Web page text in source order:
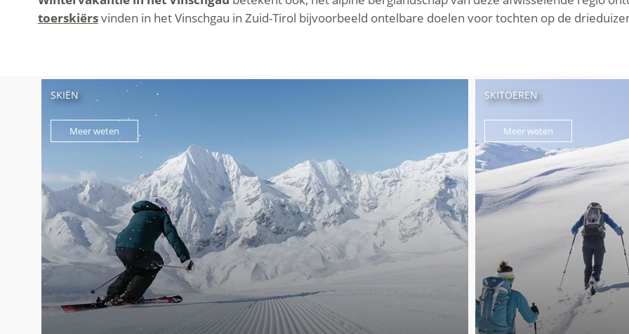
toerskiërsvinden in het Vinschgau in Zuid-Tirol bijvoorbeeld ontelbare doelen voor tochten op de
SKIËN
Meer weten
SKITOEREN
Meer weten